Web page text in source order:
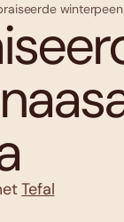
Tefal